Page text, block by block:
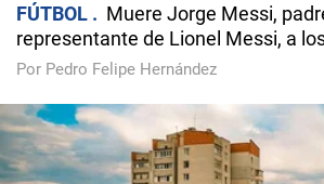
FÚTBOL
Muere Jorge Messi,
representante de Lionel Messi, a
Por Pedro Felipe Hernández